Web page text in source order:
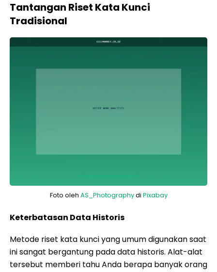
Tantangan Riset Kata Kunci
Tradisional
Foto oleh AS_Photographydi Pixabay
Keterbatasan Data Historis
Metode riset kata kunci yang umum digunakan saat
ini sangat bergantung pada data historis. Alat-alat
tersebut memberi tahu Anda berapa banyak orang